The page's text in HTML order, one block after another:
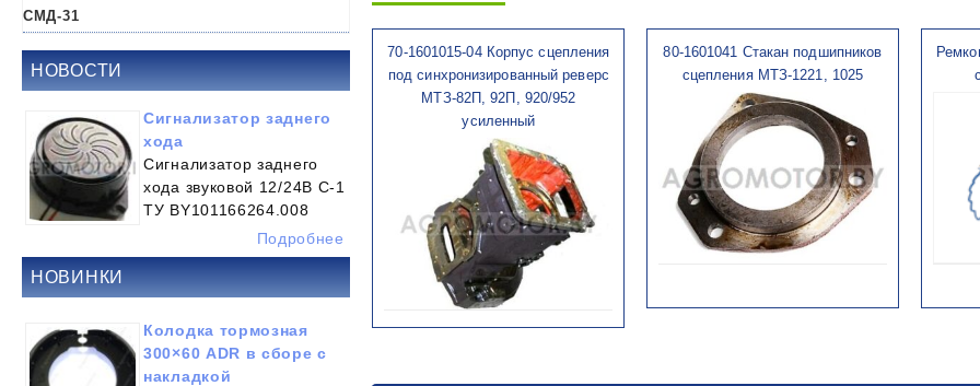
СМД-31
НОВОСТИ
Сигнализатор заднего
хода
Сигнализатор заднего
хода звуковой 12/24В С-1
ТУ BY101166264.008
Подробнее
НОВИНКИ
Колодка тормозная
300×60 ADR в сборе с
накладкой
70-1601015-04 Корпус сцепления
под синхронизированный реверс
МТЗ-82П, 92П, 920/952
усиленный
Быстрый просмотр
80-1601041 Стакан подшипников
сцепления МТЗ-1221, 1025
Быстрый просмотр